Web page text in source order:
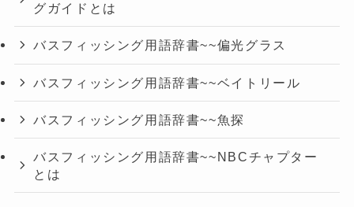
グガイドとは
バスフィッシング用語辞書~~偏光グラス
バスフィッシング用語辞書~~ベイトリール
バスフィッシング用語辞書~~魚探
バスフィッシング用語辞書~~NBCチャプター
とは